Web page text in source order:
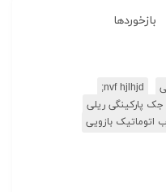
بازخوردها
nvf hjlhjd;
پارکینگی ریلی
اتوماتیک بازویی